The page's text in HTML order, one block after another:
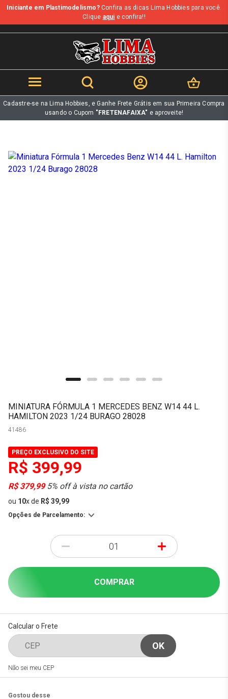
b
Iniciante em Plastimodelismo?Confira as dicas Lima Hobbies para você.
Clique aqui e confira!!
Cadastre-se na Lima Hobbies, e Ganhe Frete Grátis em sua Primeira Compra
usando o Cupom "FRETENAFAIXA" e aproveite!
MINIATURA FÓRMULA 1 MERCEDES BENZ W14 44 L.
HAMILTON 2023 1/24 BURAGO 28028
41486
PREÇO EXCLUSIVO DO SITE
R$ 399,99
R$ 379,995% off à vista no cartão
ou 10xde R$ 39,99
Opções de Parcelamento:
- +
COMPRAR
Calcular o Frete
Não sei meu CEP
Gostou desse